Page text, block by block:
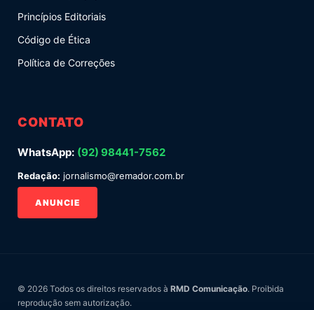
Princípios Editoriais
Código de Ética
Política de Correções
CONTATO
WhatsApp: (92) 98441-7562
Redação: jornalismo@remador.com.br
ANUNCIE
© 2026 Todos os direitos reservados à RMD Comunicação. Proibida
reprodução sem autorização.